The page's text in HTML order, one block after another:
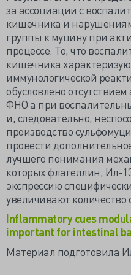
за ассоциации с
кишечника и
группы к муцину при
процессе. То, что
кишечника
иммунологической
обусловлено
ФНО a при
и, следовательно,
производство
провести
лучшего понимания
которых флагеллин,
экспрессию
увеличивают количество
Inflammatory cues
important for intestinal
Материал подготовила